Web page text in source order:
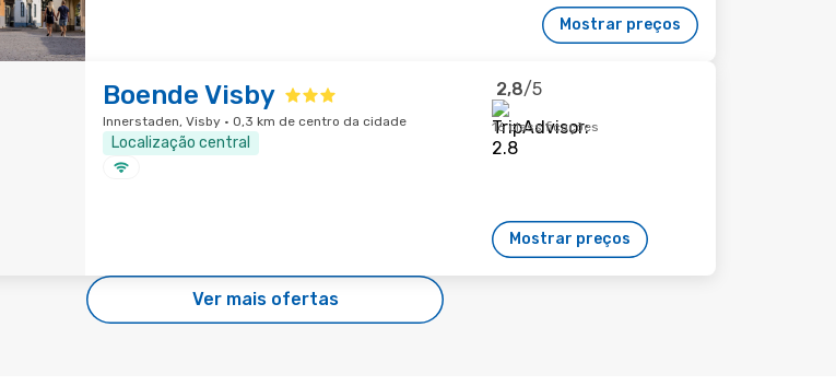
Mostrar preços
Boende Visby
Innerstaden, Visby · 0,3 km de centro da cidade
Localização central
2,8/5
16 classificações
Mostrar preços
Ver mais ofertas